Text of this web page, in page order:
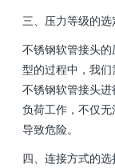
三、压力等级的选
不锈钢软管接头
型的过程中，我
不锈钢软管接头
负荷工作，不仅
导致危险。
四、连接方式的选